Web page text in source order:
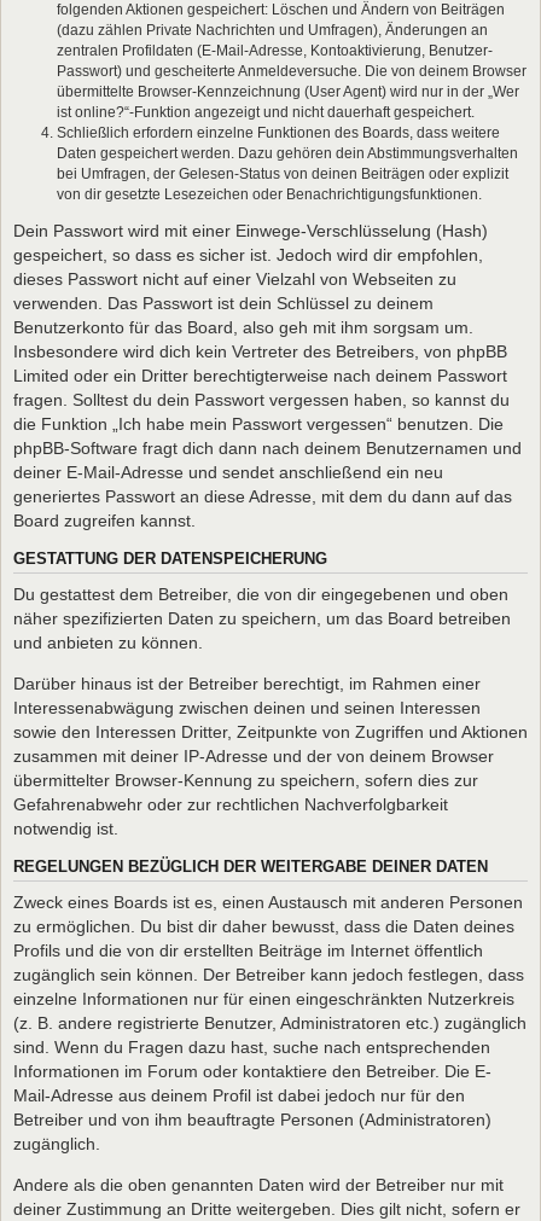
folgenden Aktionen gespeichert: Löschen und Ändern von Beiträgen
(dazu zählen Private Nachrichten und Umfragen), Änderungen an
zentralen Profildaten (E-Mail-Adresse, Kontoaktivierung, Benutzer-
Passwort) und gescheiterte Anmeldeversuche. Die von deinem Browser
übermittelte Browser-Kennzeichnung (User Agent) wird nur in der „Wer
ist online?“-Funktion angezeigt und nicht dauerhaft gespeichert.
Schließlich erfordern einzelne Funktionen des Boards, dass weitere
Daten gespeichert werden. Dazu gehören dein Abstimmungsverhalten
bei Umfragen, der Gelesen-Status von deinen Beiträgen oder explizit
von dir gesetzte Lesezeichen oder Benachrichtigungsfunktionen.
Dein Passwort wird mit einer Einwege-Verschlüsselung (Hash)
gespeichert, so dass es sicher ist. Jedoch wird dir empfohlen,
dieses Passwort nicht auf einer Vielzahl von Webseiten zu
verwenden. Das Passwort ist dein Schlüssel zu deinem
Benutzerkonto für das Board, also geh mit ihm sorgsam um.
Insbesondere wird dich kein Vertreter des Betreibers, von phpBB
Limited oder ein Dritter berechtigterweise nach deinem Passwort
fragen. Solltest du dein Passwort vergessen haben, so kannst du
die Funktion „Ich habe mein Passwort vergessen“ benutzen. Die
phpBB-Software fragt dich dann nach deinem Benutzernamen und
deiner E-Mail-Adresse und sendet anschließend ein neu
generiertes Passwort an diese Adresse, mit dem du dann auf das
Board zugreifen kannst.
GESTATTUNG DER DATENSPEICHERUNG
Du gestattest dem Betreiber, die von dir eingegebenen und oben
näher spezifizierten Daten zu speichern, um das Board betreiben
und anbieten zu können.
Darüber hinaus ist der Betreiber berechtigt, im Rahmen einer
Interessenabwägung zwischen deinen und seinen Interessen
sowie den Interessen Dritter, Zeitpunkte von Zugriffen und Aktionen
zusammen mit deiner IP-Adresse und der von deinem Browser
übermittelter Browser-Kennung zu speichern, sofern dies zur
Gefahrenabwehr oder zur rechtlichen Nachverfolgbarkeit
notwendig ist.
REGELUNGEN BEZÜGLICH DER WEITERGABE DEINER DATEN
Zweck eines Boards ist es, einen Austausch mit anderen Personen
zu ermöglichen. Du bist dir daher bewusst, dass die Daten deines
Profils und die von dir erstellten Beiträge im Internet öffentlich
zugänglich sein können. Der Betreiber kann jedoch festlegen, dass
einzelne Informationen nur für einen eingeschränkten Nutzerkreis
(z. B. andere registrierte Benutzer, Administratoren etc.) zugänglich
sind. Wenn du Fragen dazu hast, suche nach entsprechenden
Informationen im Forum oder kontaktiere den Betreiber. Die E-
Mail-Adresse aus deinem Profil ist dabei jedoch nur für den
Betreiber und von ihm beauftragte Personen (Administratoren)
zugänglich.
Andere als die oben genannten Daten wird der Betreiber nur mit
deiner Zustimmung an Dritte weitergeben. Dies gilt nicht, sofern er